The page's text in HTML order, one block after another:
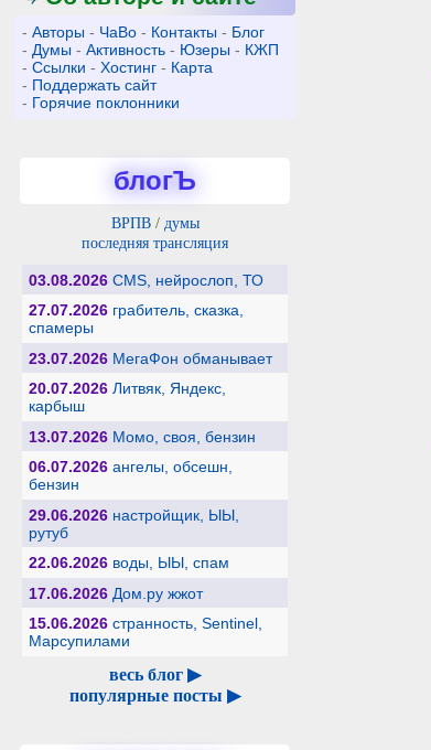
-Авторы - ЧаВо - Контакты - Блог
- Думы -Активность - Юзеры - КЖП
-Ссылки -Хостинг - Карта
- Поддержать сайт
- Горячие поклонники
блогЪ
ВРПВ/ думы
последняя трансляция
03.08.2026 CMS, нейрослоп, ТО
27.07.2026 грабитель, сказка,
спамеры
23.07.2026 МегаФон обманывает
20.07.2026 Литвяк, Яндекс,
карбыш
13.07.2026 Момо, своя, бензин
06.07.2026 ангелы, обсешн,
бензин
29.06.2026 настройщик, ЫЫ,
рутуб
22.06.2026 воды, ЫЫ, спам
17.06.2026 Дом.ру жжот
15.06.2026 странность, Sentinel,
Марсупилами
весь блог ▶
популярные посты ▶